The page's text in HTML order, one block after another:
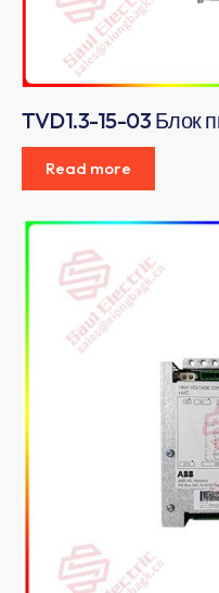
TVD1.3-15-03 Блок
Read more